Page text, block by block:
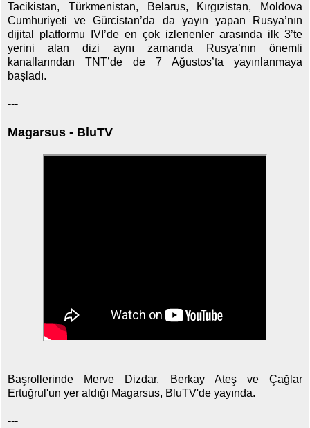
Tacikistan, Türkmenistan, Belarus, Kırgızistan, Moldova
Cumhuriyeti ve Gürcistan’da da yayın yapan Rusya’nın
dijital platformu IVI’de en çok izlenenler arasında ilk 3’te
yerini alan dizi aynı zamanda Rusya’nın önemli
kanallarından TNT’de de 7 Ağustos’ta yayınlanmaya
başladı.
---
Magarsus - BluTV
Başrollerinde Merve Dizdar, Berkay Ateş ve Çağlar
Ertuğrul'un yer aldığı Magarsus, BluTV'de yayında.
---